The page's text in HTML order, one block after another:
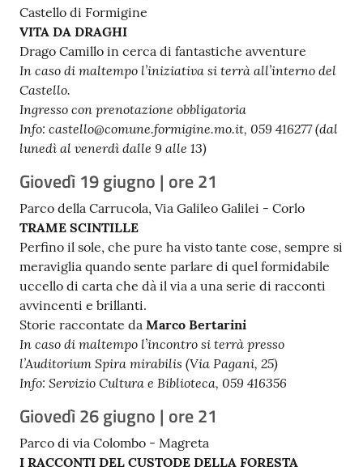
Seguici
su
Castello di Formigine
VITA DA DRAGHI
Drago Camillo in cerca di fantastiche avventure
In caso di maltempo l’iniziativa si terrà all’interno del
Castello.
Ingresso con prenotazione obbligatoria
Info: castello@comune.formigine.mo.it, 059 416277 (dal
lunedì al venerdì dalle 9 alle 13)
Giovedì 19 giugno | ore 21
Parco della Carrucola, Via Galileo Galilei - Corlo
TRAME SCINTILLE
Perfino il sole, che pure ha visto tante cose, sempre si
meraviglia quando sente parlare di quel formidabile
uccello di carta che dà il via a una serie di racconti
avvincenti e brillanti.
Storie raccontate da Marco Bertarini
In caso di maltempo l’incontro si terrà presso
l’Auditorium Spira mirabilis (Via Pagani, 25)
Info: Servizio Cultura e Biblioteca, 059 416356
Giovedì 26 giugno | ore 21
Parco di via Colombo - Magreta
I RACCONTI DEL CUSTODE DELLA FORESTA